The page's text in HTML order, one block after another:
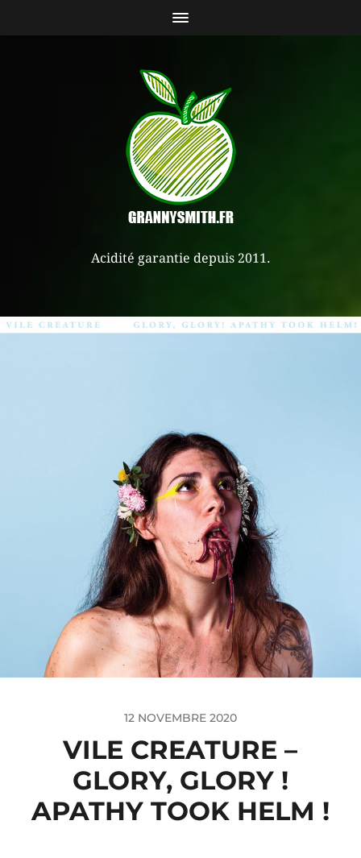
Acidité garantie depuis 2011.
12 NOVEMBRE 2020
VILE CREATURE –
GLORY, GLORY !
APATHY TOOK HELM !